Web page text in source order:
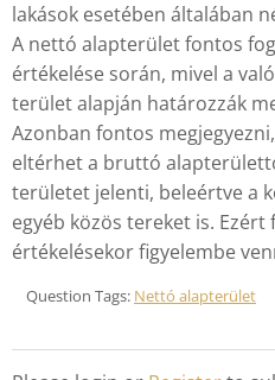
lakások esetében általában
A nettó alapterület fontos
értékelése során, mivel a
terület alapján határozzák
Azonban fontos
eltérhet a bruttó
területet jelenti, beleértve a
egyéb közös tereket is.
értékelésekor figyelembe
Question Tags: Nettó alapterület